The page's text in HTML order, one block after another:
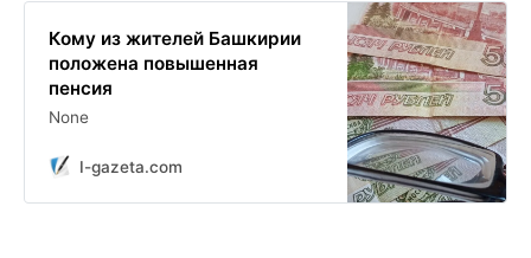
Кому из жителей Башкирии
положена повышенная
пенсия
None
I-gazeta.com